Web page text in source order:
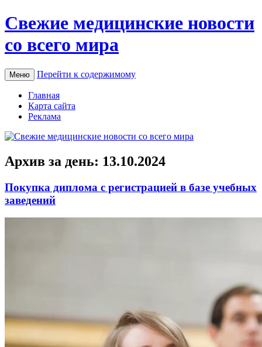
Свежие медицинские новости
со всего мира
Меню Перейти к содержимому
Главная
Карта сайта
Реклама
Архив за день: 13.10.2024
Покупка диплома с регистрацией в базе учебных
заведений